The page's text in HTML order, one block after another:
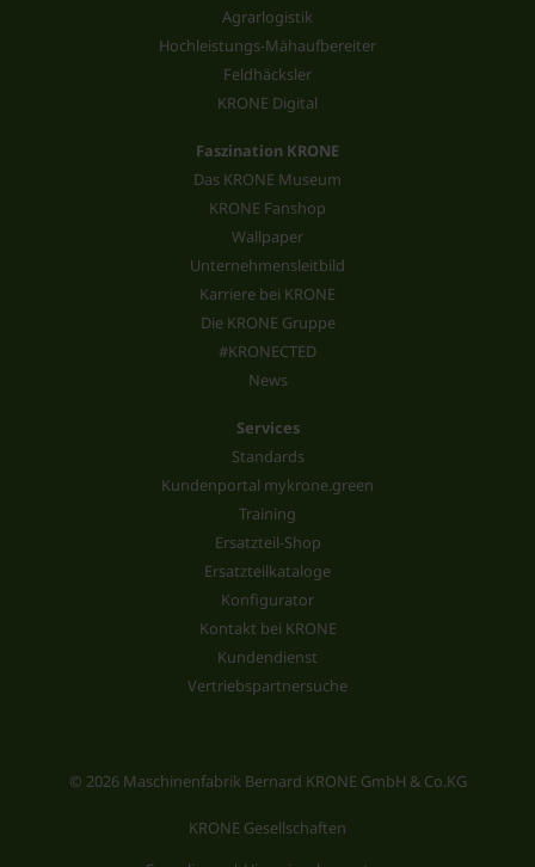
Agrarlogistik
Hochleistungs-Mähaufbereiter
Feldhäcksler
KRONE Digital
Faszination KRONE
Das KRONE Museum
KRONE Fanshop
Wallpaper
Unternehmensleitbild
Karriere bei KRONE
Die KRONE Gruppe
#KRONECTED
News
Services
Standards
Kundenportal mykrone.green
Training
Ersatzteil-Shop
Ersatzteilkataloge
Konfigurator
Kontakt bei KRONE
Kundendienst
Vertriebspartnersuche
© 2026 Maschinenfabrik Bernard KRONE GmbH & Co.KG
KRONE Gesellschaften